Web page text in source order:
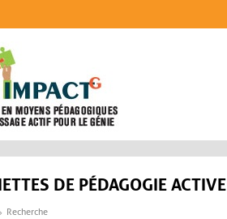
DE PÉDAGOGIE ACTIVE
Recherche